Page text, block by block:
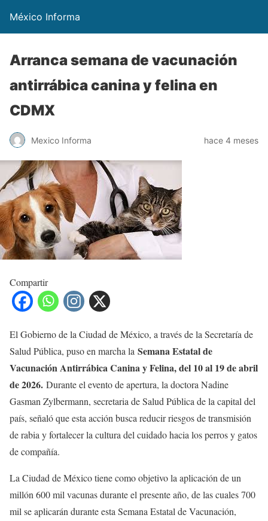
México Informa
Arranca semana de vacunación
antirrábica canina y felina en
CDMX
Mexico Informa hace 4 meses
Compartir
El Gobierno de la Ciudad de México, a través de la Secretaría de
Salud Pública, puso en marcha la Semana Estatal de
Vacunación Antirrábica Canina y Felina, del 10 al 19 de abril
de 2026. Durante el evento de apertura, la doctora Nadine
Gasman Zylbermann, secretaria de Salud Pública de la capital del
país, señaló que esta acción busca reducir riesgos de transmisión
de rabia y fortalecer la cultura del cuidado hacia los perros y gatos
de compañía.
La Ciudad de México tiene como objetivo la aplicación de un
millón 600 mil vacunas durante el presente año, de las cuales 700
mil se aplicarán durante esta Semana Estatal de Vacunación,